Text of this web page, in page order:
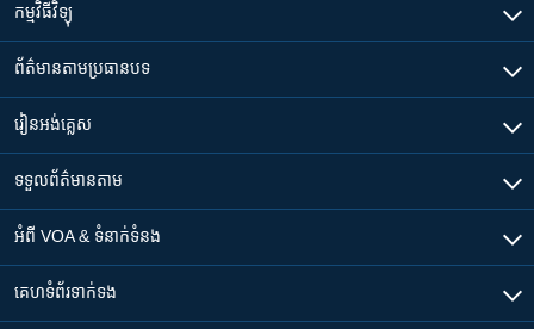
កម្មវិធី​វិទ្យុ
ព័ត៌មាន​តាមប្រធានបទ​
រៀន​​អង់គ្លេស
ទទួល​ព័ត៌មាន​តាម
អំពី​ VOA & ទំនាក់ទំនង
គេហទំព័រ​​ទាក់ទង